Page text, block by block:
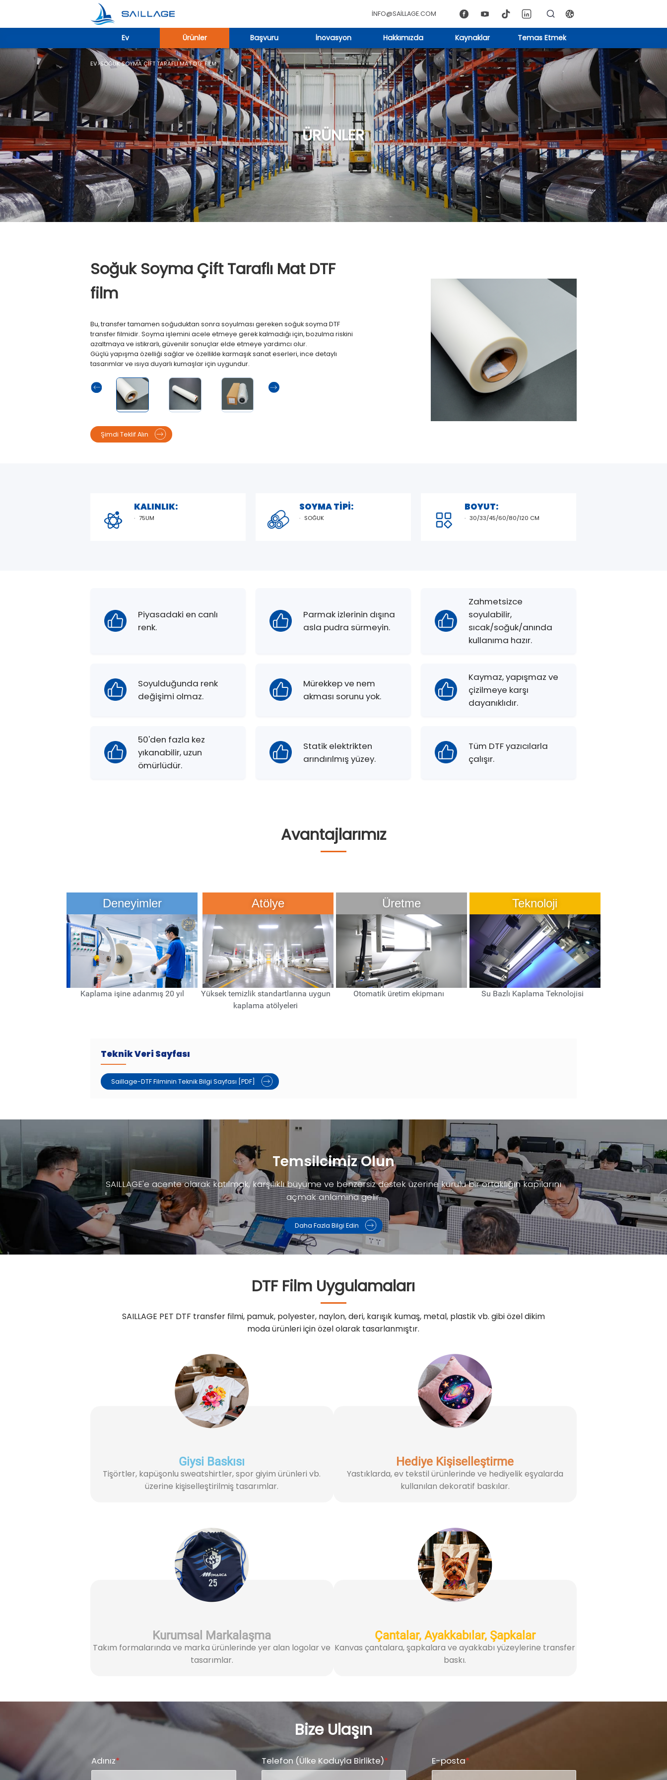
INFO@SAILLAGE.COM
Ev Ürünler Başvuru İnovasyon Hakkımızda Kaynaklar Temas Etmek
ÜRÜNLER
EV>SOĞUK SOYMA ÇIFT TARAFLI MAT DTF FILM
Soğuk Soyma Çift Taraflı Mat DTF
film
Bu, transfer tamamen soğuduktan sonra soyulması gereken soğuk soyma DTF
transfer filmidir. Soyma işlemini acele etmeye gerek kalmadığı için, bozulma riskini
azaltmaya ve istikrarlı, güvenilir sonuçlar elde etmeye yardımcı olur.
Güçlü yapışma özelliği sağlar ve özellikle karmaşık sanat eserleri, ince detaylı
tasarımlar ve ısıya duyarlı kumaşlar için uygundur.
Şimdi Teklif Alın
KALINLIK:
75UM
SOYMA TİPİ:
SOĞUK
BOYUT:
30/33/45/60/80/120 CM
Piyasadaki en canlı
renk.
Parmak izlerinin dışına
asla pudra sürmeyin.
Zahmetsizce
soyulabilir,
sıcak/soğuk/anında
kullanıma hazır.
Soyulduğunda renk
değişimi olmaz.
Mürekkep ve nem
akması sorunu yok.
Kaymaz, yapışmaz ve
çizilmeye karşı
dayanıklıdır.
50'den fazla kez
yıkanabilir, uzun
ömürlüdür.
Statik elektrikten
arındırılmış yüzey.
Tüm DTF yazıcılarla
çalışır.
Avantajlarımız
Deneyimler
Kaplama işine adanmış 20 yıl
Atölye
Yüksek temizlik standartlarına uygun
kaplama atölyeleri
Üretme
Otomatik üretim ekipmanı
Teknoloji
Su Bazlı Kaplama Teknolojisi
Teknik Veri Sayfası
Saillage-DTF Filminin Teknik Bilgi Sayfası [PDF]
Temsilcimiz Olun
SAILLAGE'e acente olarak katılmak, karşılıklı büyüme ve benzersiz destek üzerine kurulu bir ortaklığın kapılarını
açmak anlamına gelir.
Daha Fazla Bilgi Edin
DTF Film Uygulamaları
SAILLAGE PET DTF transfer filmi, pamuk, polyester, naylon, deri, karışık kumaş, metal, plastik vb. gibi özel dikim
moda ürünleri için özel olarak tasarlanmıştır.
Giysi Baskısı
Tişörtler, kapüşonlu sweatshirtler, spor giyim ürünleri vb.
üzerine kişiselleştirilmiş tasarımlar.
Hediye Kişiselleştirme
Yastıklarda, ev tekstil ürünlerinde ve hediyelik eşyalarda
kullanılan dekoratif baskılar.
Kurumsal Markalaşma
Takım formalarında ve marka ürünlerinde yer alan logolar ve
tasarımlar.
Çantalar, Ayakkabılar, Şapkalar
Kanvas çantalara, şapkalara ve ayakkabı yüzeylerine transfer
baskı.
Bize Ulaşın
Adınız* Telefon (Ülke Koduyla Birlikte)* E-posta*